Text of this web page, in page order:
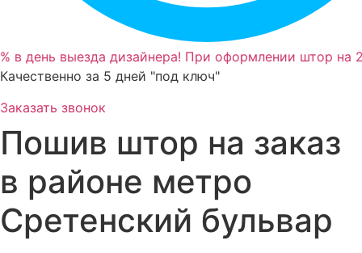
в день выезда дизайнера! При оформлении штор на
Качественно за 5 дней "под ключ"
Заказать звонок
Пошив штор на заказ
в районе метро
Сретенский бульвар